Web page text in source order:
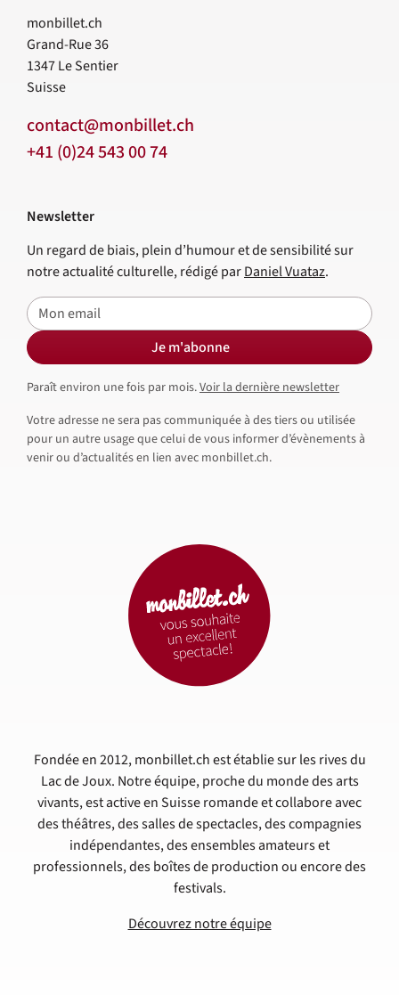
monbillet.ch
Grand-Rue 36
1347Le Sentier
Suisse
contact@monbillet.ch
+41 (0)24 543 00 74
Fondée en 2012, monbillet.ch est établie sur les rives du
Lac de Joux. Notre équipe, proche du monde des arts
vivants, est active en Suisse romande et collabore avec
des théâtres, des salles de spectacles, des compagnies
indépendantes, des ensembles amateurs et
professionnels, des boîtes de production ou encore des
festivals.
Découvrez notre équipe
Newsletter
Un regard de biais, plein d’humour et de sensibilité sur
notre actualité culturelle, rédigé parDaniel Vuataz.
E-mail
Je m'abonne
Paraît environ une fois par mois.Voir la dernière newsletter
Votre adresse ne sera pas communiquée à des tiers ou utilisée
pour un autre usage que celui de vous informer d’évènements à
venir ou d’actualités en lien avec monbillet.ch.